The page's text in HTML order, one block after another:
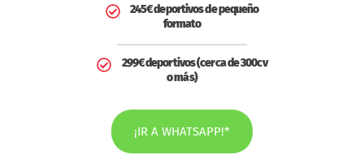
245€ deportivos de pequeño
formato
299€ deportivos (cerca de 300cv
o más)
¡IR A WHATSAPP!*